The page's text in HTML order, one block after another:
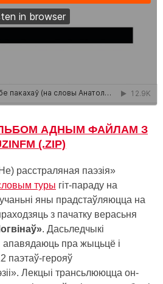
АДНЫМ ФАЙЛАМ З
(.ZIP)
расстраляная паэзія»
туры гіт-параду на
яны прадстаўляюцца на
з пачатку верасьня
. Дасьледчыкі
апавядаюць пра жыцьцё і
паэтаў-герояў
Лекцыі трансьлююцца он-